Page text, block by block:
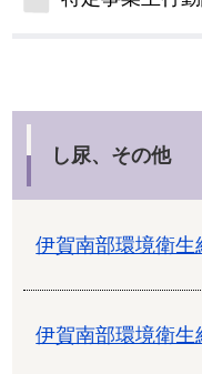
し尿、その他
伊賀南部環境衛
伊賀南部環境衛